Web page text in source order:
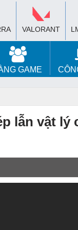
VALORANT
GAME
lẫn vật lý